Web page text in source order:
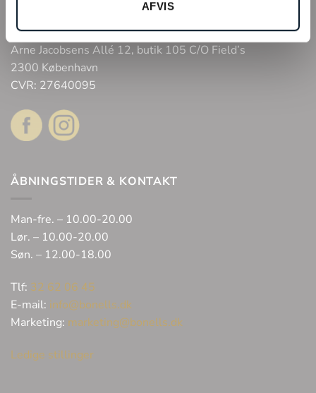
AFVIS
Bonell’s Smykker & Ure Fields
Arne Jacobsens Allé 12, butik 105 C/O Field’s
2300 København
CVR: 27640095
ÅBNINGSTIDER & KONTAKT
Man-fre. – 10.00-20.00
Lør. – 10.00-20.00
Søn. – 12.00-18.00
Tlf: 32 62 06 45
E-mail: info@bonells.dk
Marketing: marketing@bonells.dk
Ledige stillinger